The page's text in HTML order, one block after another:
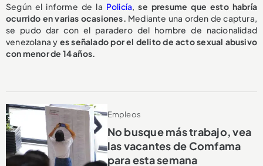
Según el informe de la Policía,se presume que esto habría
ocurrido en varias ocasiones. Mediante una orden de captura,
se pudo dar con el paradero del hombre de nacionalidad
venezolana y es señalado por el delito de acto sexual abusivo
con menor de 14 años.
Empleos
No busque más trabajo, vea
las vacantes de Comfama
para esta semana